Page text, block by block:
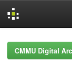
navigationCMMU Digital